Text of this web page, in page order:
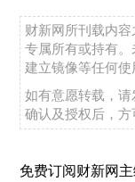
财新网所刊载内
专属所有或持有
建立镜像等任何使
如有意愿转载，请
确认及授权后，方
免费订阅财新网